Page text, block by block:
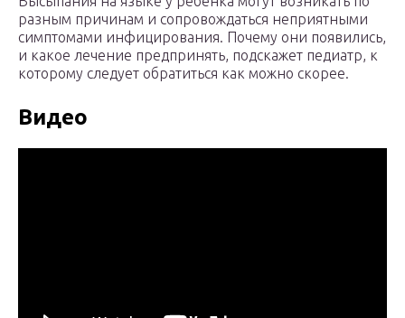
разным причинам и сопровождаться неприятными
симптомами инфицирования. Почему они появились,
и какое лечение предпринять, подскажет педиатр, к
которому следует обратиться как можно скорее.
Видео